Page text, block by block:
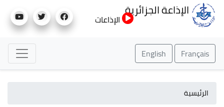
إلى
الإذاعة الجزائرية
الإذاعات
Français
English
الرئيسية